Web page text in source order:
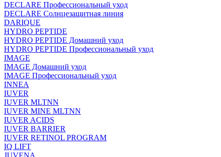
DECLARE Профессиональный уход
DECLARE Солнцезащитная линия
DARIQUE
HYDRO PEPTIDE
HYDRO PEPTIDE Домашний уход
HYDRO PEPTIDE Профессиональный уход
IMAGE
IMAGE Домашний уход
IMAGE Профессиональный уход
INNEA
IUVER
IUVER MLTNN
IUVER MINE MLTNN
IUVER ACIDS
IUVER BARRIER
IUVER RETINOL PROGRAM
IQ LIFT
JUVENA